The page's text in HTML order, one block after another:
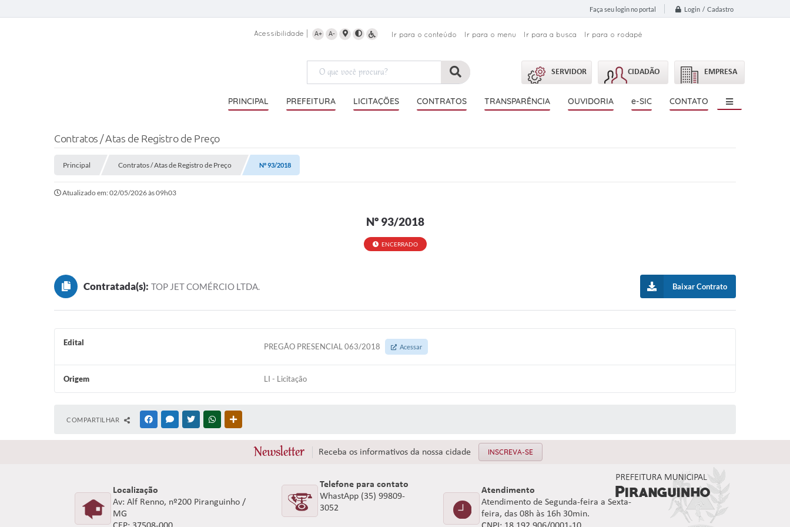
Faça seu login no portal Login / Cadastro
Acessibilidade A+ A- Ir para o conteúdo Ir para o menu Ir para a busca Ir para o rodapé
SERVIDOR CIDADÃO EMPRESA
PRINCIPAL PREFEITURA LICITAÇÕES CONTRATOS TRANSPARÊNCIA OUVIDORIA e-SIC CONTATO
Contratos / Atas de Registro de Preço
Principal Contratos / Atas de Registro de Preço Nº 93/2018
Atualizado em: 02/05/2026 às 09h03
Nº 93/2018
ENCERRADO
Contratada(s): TOP JET COMÉRCIO LTDA. Baixar Contrato
Edital PREGÃO PRESENCIAL 063/2018 Acessar
Origem LI - Licitação
COMPARTILHAR FACEBOOKMESSENGER
TWITTERWHATSAPP
Newsletter Receba os informativos da nossa cidade INSCREVA-SE
Localização
Av: Alf Renno, nº200 Piranguinho /
MG
Telefone para contato
WhastApp (35) 99809-
3052
Atendimento
Atendimento de Segunda-feira a Sexta-
feira, das 08h às 16h 30min.